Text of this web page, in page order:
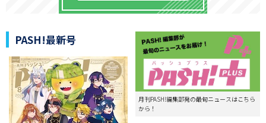
PASH!最新号
月刊PASH!編集部発の最旬ニュースはこちら
から！